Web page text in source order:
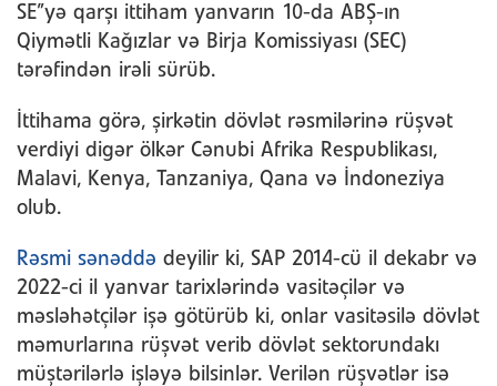
SE”yə qarşı ittiham yanvarın 10-da ABŞ-ın
Qiymətli Kağızlar və Birja Komissiyası (SEC)
tərəfindən irəli sürüb.
İttihama görə, şirkətin dövlət rəsmilərinə rüşvət
verdiyi digər ölkər Cənubi Afrika Respublikası,
Malavi, Kenya, Tanzaniya, Qana və İndoneziya
olub.
Rəsmi sənəddə deyilir ki, SAP 2014-cü il dekabr və
2022-ci il yanvar tarixlərində vasitəçilər və
məsləhətçilər işə götürüb ki, onlar vasitəsilə dövlət
məmurlarına rüşvət verib dövlət sektorundakı
müştərilərlə işləyə bilsinlər. Verilən rüşvətlər isə